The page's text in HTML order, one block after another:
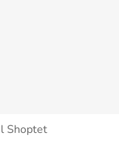
Shoptet